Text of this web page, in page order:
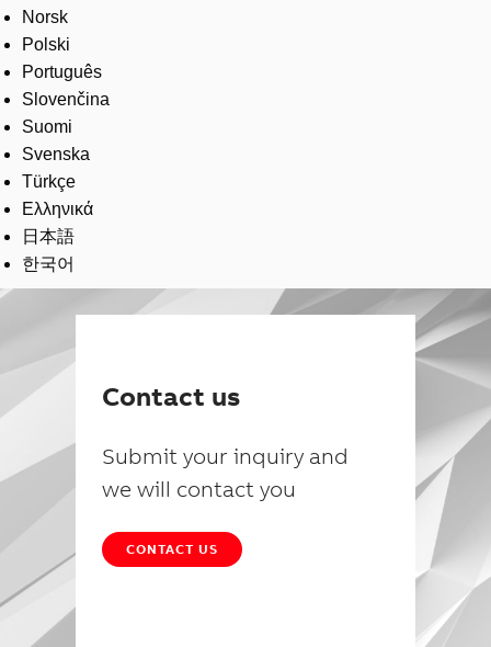
Norsk
Polski
Português
Slovenčina
Suomi
Svenska
Türkçe
Ελληνικά
日本語
한국어
Contact us
Submit your inquiry and
we will contact you
CONTACT US